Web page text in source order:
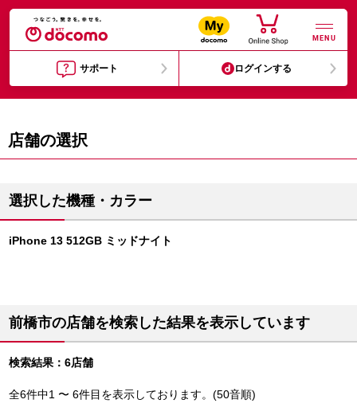
MENU
サポート ログインする
店舗の選択
選択した機種・カラー
iPhone 13 512GB ミッドナイト
前橋市の店舗を検索した結果を表示しています
検索結果：6店舗
全6件中1 〜 6件目を表示しております。(50音順)